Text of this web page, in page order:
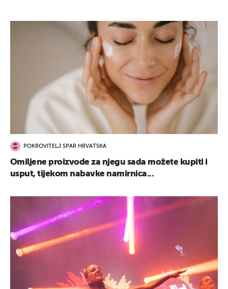
POKROVITELJ SPAR HRVATSKA
Omiljene proizvode za njegu sada možete kupiti i
usput, tijekom nabavke namirnica...